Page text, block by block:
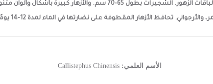
تنوع جميل فاخر من أستر الفاوانيا .يستخدم لتزيين الحدائق ولباقات
والأرجواني. تحافظ الأزهار المقطوفة على نضارتها في الماء لمدة 12-14 يومًا.
الأسم العلمي: